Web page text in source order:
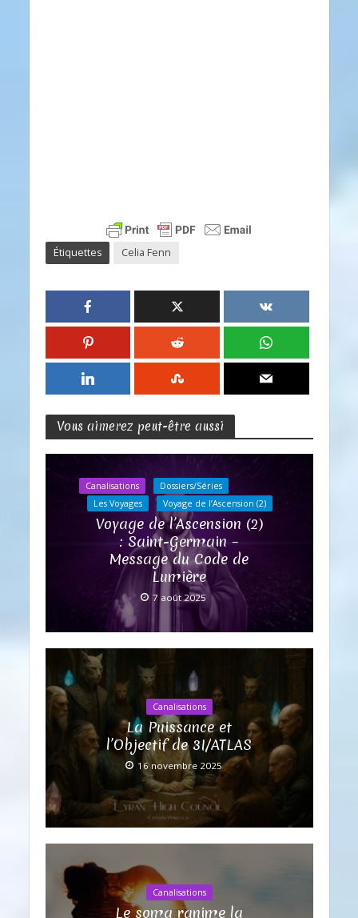
Étiquettes Celia Fenn
Vous aimerez peut-être aussi
Canalisations
Dossiers/Séries
Les Voyages
Voyage de l’Ascension (2)
Voyage de l’Ascension (2)
: Saint-Germain –
Message du Code de
Lumière
7 août 2025
Canalisations
La Puissance et
l’Objectif de 3I/ATLAS
16 novembre 2025
Canalisations
Le soma ranime la